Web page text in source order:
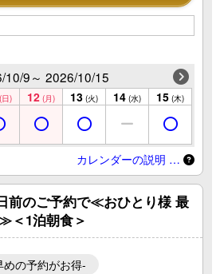
10/9～ 2026/10/15
(日) 12 (月) 13 (火) 14 (水) 15 (木)
カレンダーの説明 …
前のご予約で≪おひとり様 最
＜1泊朝食＞
の予約がお得-